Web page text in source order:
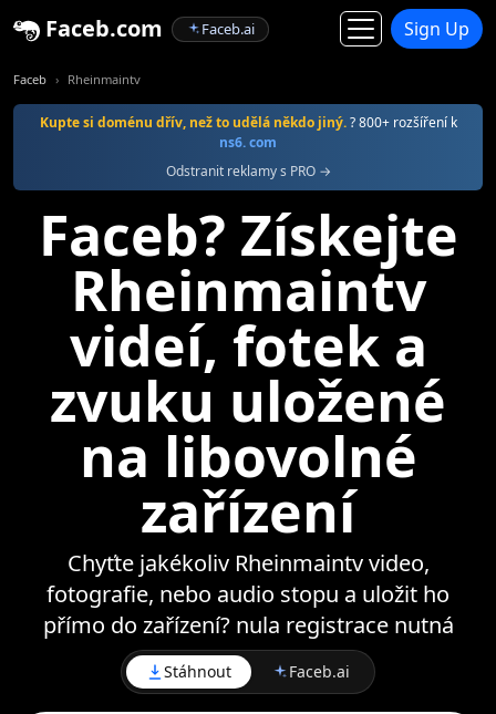
Faceb.com Faceb.ai Sign Up
Faceb Rheinmaintv
Kupte si doménu dřív, než to udělá někdo jiný.? 800+ rozšíření k
ns6. com
Odstranit reklamy s PRO →
Faceb? Získejte
Rheinmaintv
videí, fotek a
zvuku uložené
na libovolné
zařízení
Chyťte jakékoliv Rheinmaintv video,
fotografie, nebo audio stopu a uložit ho
přímo do zařízení? nula registrace nutná
Stáhnout Faceb.ai